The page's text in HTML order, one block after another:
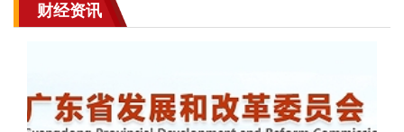
财经资讯